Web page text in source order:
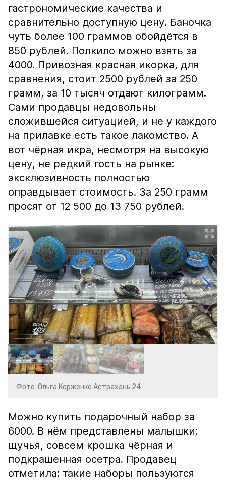
гастрономические качества и
сравнительно доступную цену. Баночка
чуть более 100 граммов обойдётся в
850 рублей. Полкило можно взять за
4000. Привозная красная икорка, для
сравнения, стоит 2500 рублей за 250
грамм, за 10 тысяч отдают килограмм.
Сами продавцы недовольны
сложившейся ситуацией, и не у каждого
на прилавке есть такое лакомство. А
вот чёрная икра, несмотря на высокую
цену, не редкий гость на рынке:
эксклюзивность полностью
оправдывает стоимость. За 250 грамм
просят от 12 500 до 13 750 рублей.
Фото: Ольга Корженко Астрахань 24
Можно купить подарочный набор за
6000. В нём представлены малышки:
щучья, совсем крошка чёрная и
подкрашенная осетра. Продавец
отметила: такие наборы пользуются